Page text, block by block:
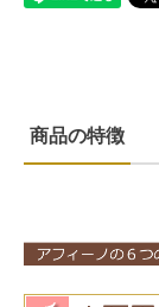
商品の特徴